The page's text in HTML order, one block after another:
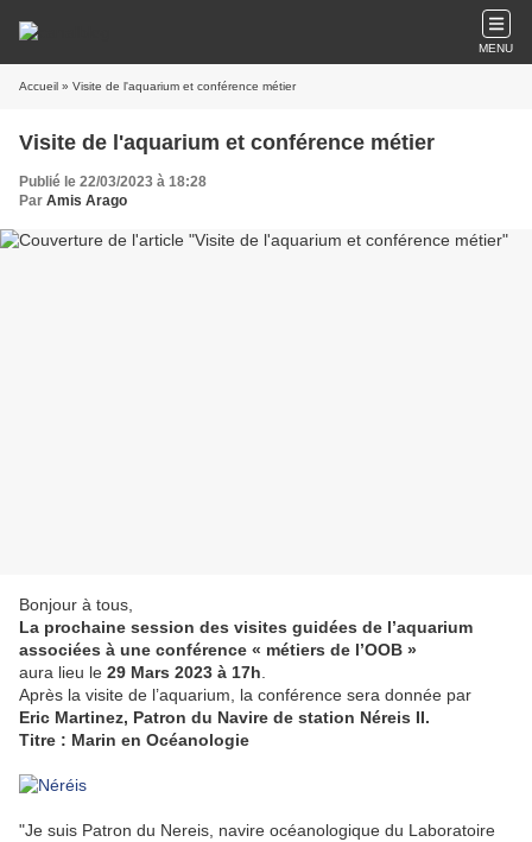
MENU
Accueil » Visite de l'aquarium et conférence métier
Visite de l'aquarium et conférence métier
Publié le 22/03/2023 à 18:28
Par Amis Arago
Bonjour à tous,
La prochaine session des visites guidées de l’aquarium
associées à une conférence « métiers de l’OOB »
aura lieu le 29 Mars 2023 à 17h
Après la visite de l’aquarium, la conférence sera donnée par
Eric Martinez, Patron du Navire de station Néreis II.
Titre : Marin en Océanologie
"Je suis Patron du Nereis, navire océanologique du Laboratoire